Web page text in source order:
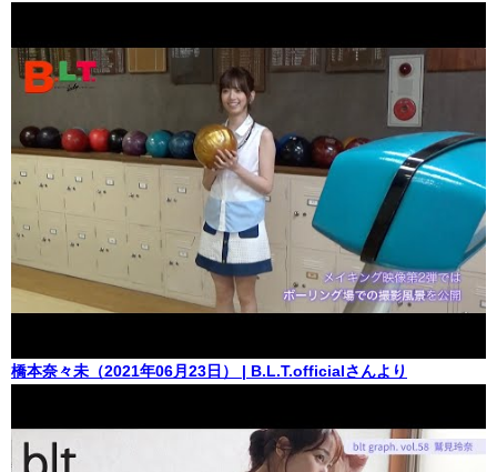
橋本奈々未（2021年06月23日） | B.L.T.officialさんより